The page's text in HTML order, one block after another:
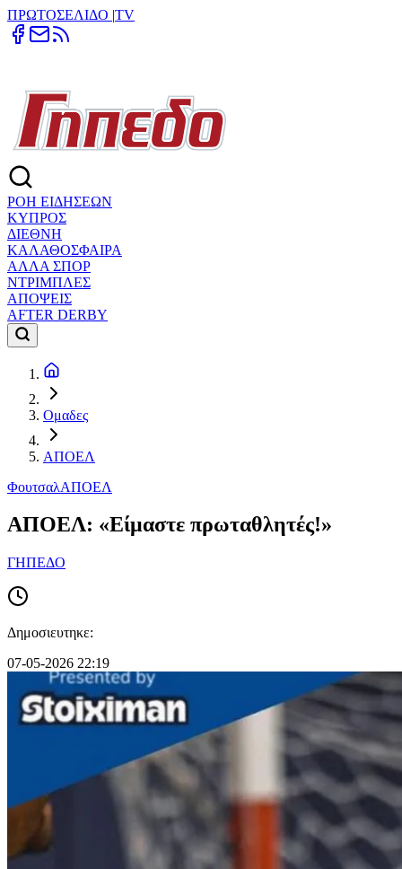
ΠΡΩΤΟΣΕΛΙΔΟ |TV
ΡΟΗ ΕΙΔΗΣΕΩΝ
ΚΥΠΡΟΣ
ΔΙΕΘΝΗ
ΚΑΛΑΘΟΣΦΑΙΡΑ
ΑΛΛΑ ΣΠΟΡ
ΝΤΡΙΜΠΛΕΣ
ΑΠΟΨΕΙΣ
AFTER DERBY
Ομαδες
ΑΠΟΕΛ
ΦουτσαλΑΠΟΕΛ
ΑΠΟΕΛ: «Είμαστε πρωταθλητές!»
ΓΗΠΕΔΟ
Δημοσιευτηκε:
07-05-2026 22:19